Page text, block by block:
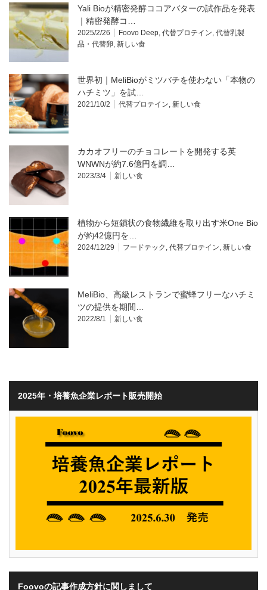
Yali Bioが精密発酵ココアバターの試作品を発表
｜精密発酵コ…
2025/2/26 Foovo Deep 代替プロテイン 代替乳製
品・代替卵 新しい食
世界初｜MeliBioがミツバチを使わない「本物の
ハチミツ」を試…
2021/10/2 代替プロテイン 新しい食
カカオフリーのチョコレートを開発する英
WNWNが約7.6億円を調…
2023/3/4 新しい食
植物から短鎖状の食物繊維を取り出す米One Bio
が約42億円を…
2024/12/29 フードテック 代替プロテイン 新しい食
MeliBio、高級レストランで蜜蜂フリーなハチミ
ツの提供を期間…
2022/8/1 新しい食
2025年・培養魚企業レポート販売開始
Foovoの記事作成方針に関しまして